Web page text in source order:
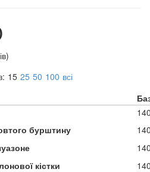
15 25 50 100 всі
бурштину
кістки